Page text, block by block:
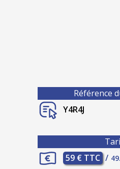
Référence
Y4R4J
59 € TTC /